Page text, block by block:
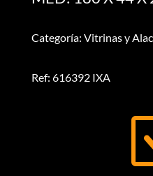
Categoría: Vitrinas y
Ref: 616392 IXA